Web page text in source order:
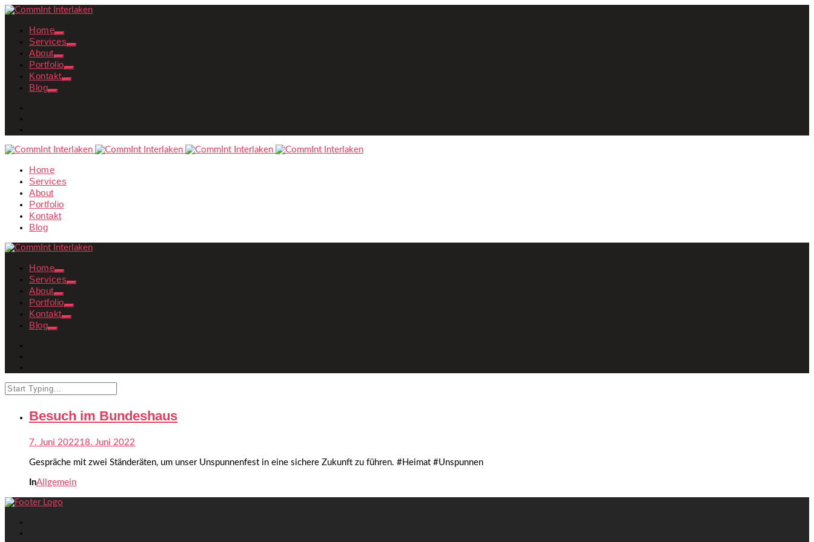
Home
Services
About
Portfolio
Kontakt
Blog
Home
Services
About
Portfolio
Kontakt
Blog
Home
Services
About
Portfolio
Kontakt
Blog
Besuch im Bundeshaus
7. Juni 202218. Juni 2022
Gespräche mit zwei Ständeräten, um unser Unspunnenfest in eine sichere Zukunft zu führen. #Heimat #Unspunnen
InAllgemein